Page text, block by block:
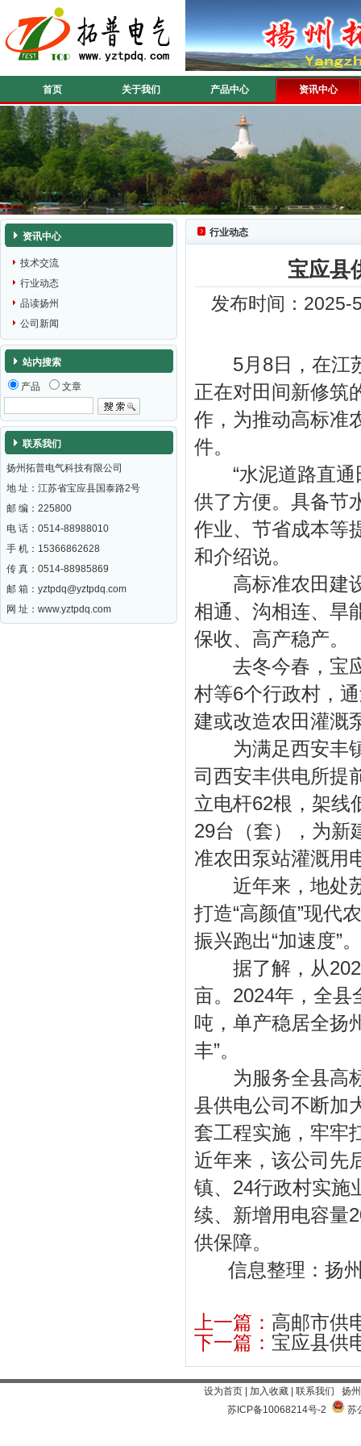
首页 关于我们 产品中心 资讯中心
资讯中心
技术交流
行业动态
品读扬州
公司新闻
站内搜索
产品 文章
联系我们
扬州拓普电气科技有限公司
地 址：江苏省宝应县国泰路2号
邮 编： 225800
电 话：0514-88988010
手 机：15366862628
传 真：0514-88985869
邮 箱： yztpdq@yztpdq.com
网 址： www.yztpdq.com
行业动态
宝应县
发布时间：
5月8日，在江苏
正在对田间新修筑
作，为推动高标准
件。
“水泥道路直通
供了方便。具备节
作业、节省成本等
和介绍说。
高标准农田建设
相通、沟相连、旱
保收、高产稳产。
去冬今春，宝应
村等6个行政村，
建或改造农田灌溉
为满足西安丰镇
司西安丰供电所提
立电杆62根，架线
29台（套），为新
准农田泵站灌溉用
近年来，地处苏
打造“高颜值”现代
振兴跑出“加速度”。
据了解，从2021
亩。2024年，全县
吨，单产稳居全扬
丰”。
为服务全县高标
县供电公司不断加
套工程实施，牢牢
近年来，该公司先
镇、24行政村实施
续、新增用电容量
供保障。
信息整理：扬州
上一篇： 高邮市供
下一篇： 宝应县供
设为首页 加入收藏 联系我们 扬
苏ICP备10068214号-2
苏